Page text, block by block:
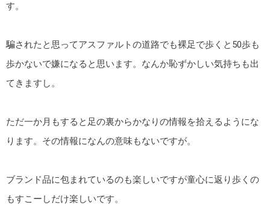
す。
騙されたと思ってアスファルトの道路でも裸足で歩くと50歩も
歩かないで嫌になると思います。なんか恥ずかしい気持ちも出
てきますし。
ただ一か月もすると足の裏からかなりの情報を拾えるようにな
ります。その情報になんの意味もないですが。
ブランド品に包まれているのも楽しいですが童心に返り歩くの
もすこーしだけ楽しいです。